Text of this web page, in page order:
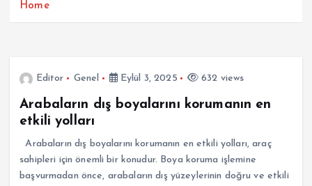
Home
Editor Genel Eylül 3, 2025 632 views
Arabaların dış boyalarını korumanın en
etkili yolları
Arabaların dış boyalarını korumanın en etkili yolları, araç
sahipleri için önemli bir konudur. Boya koruma işlemine
başvurmadan önce, arabaların dış yüzeylerinin doğru ve etkili